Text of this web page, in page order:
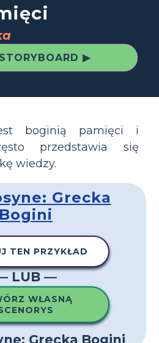
▶
boginią pamięci i
przedstawia się
wiedzy.
Grecka
Bogini
TEN PRZYKŁAD
LUB —
WŁASNĄ